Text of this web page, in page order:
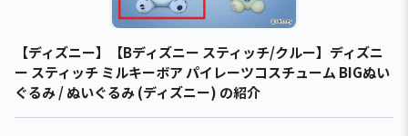
【ディズニー】【Bディズニー スティッチ/クルー】ディズニ
ー スティッチ ミルキーボア パイレーツコスチューム BIGぬい
ぐるみ / ぬいぐるみ (ディズニー) の紹介